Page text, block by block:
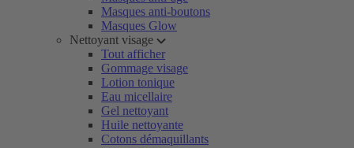
Masques anti-boutons
Masques Glow
Nettoyant visage
Tout afficher
Gommage visage
Lotion tonique
Eau micellaire
Gel nettoyant
Huile nettoyante
Cotons démaquillants